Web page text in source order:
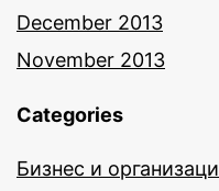
December 2013
November 2013
Categories
Бизнес и